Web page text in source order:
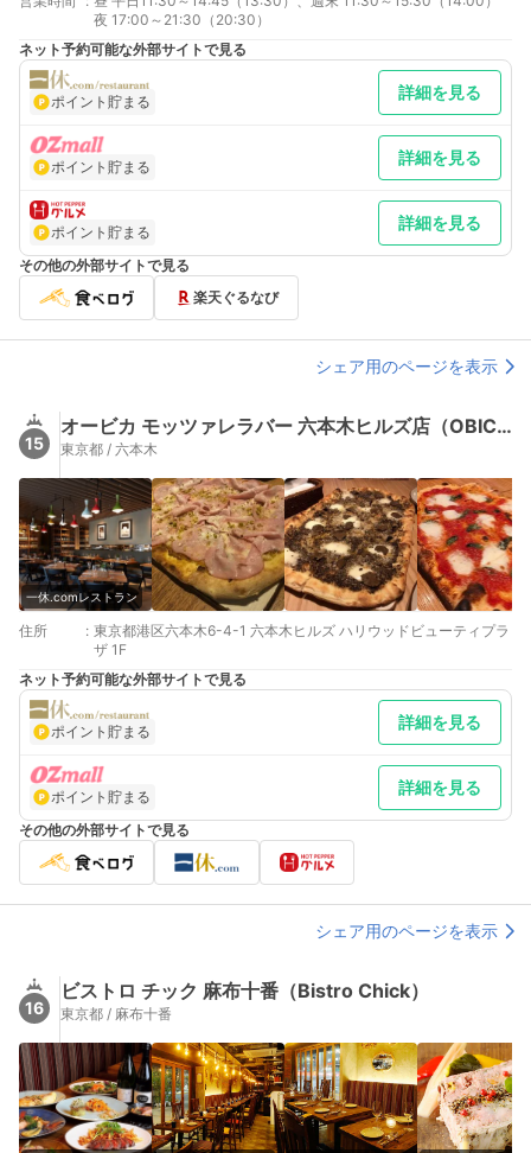
夜 17:00～21:30（20:30）
ネット予約可能な外部サイトで見る
ポイント貯まる 詳細を見る
ポイント貯まる 詳細を見る
ポイント貯まる 詳細を見る
その他の外部サイトで見る
楽天ぐるなび
シェア用のページを表示
15
オービカ モッツァレラバー 六本木ヒルズ店（OBICA MOZZARELLA BAR）
東京都 / 六本木
一休.comレストラン
住所 : 東京都港区六本木6-4-1 六本木ヒルズ ハリウッドビューティプラ
ザ 1F
ネット予約可能な外部サイトで見る
ポイント貯まる 詳細を見る
ポイント貯まる 詳細を見る
その他の外部サイトで見る
シェア用のページを表示
16
ビストロ チック 麻布十番（Bistro Chick）
東京都 / 麻布十番